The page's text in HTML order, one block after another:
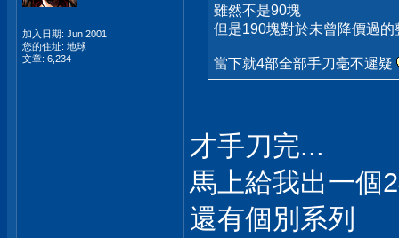
加入日期: Jun 2001
您的住址: 地球
文章: 6,234
雖然不是90塊
但是190塊對於未曾降價過
當下就4部全部手刀毫不遲疑
才手刀完...
馬上給我出一個
還有個別系列